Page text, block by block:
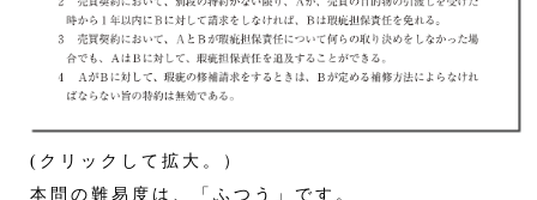
(クリックして拡大。）
本問の難易度は、「ふつう」です。